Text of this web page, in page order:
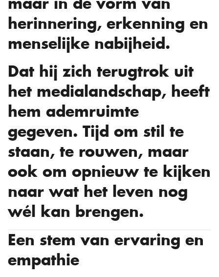
herinnering, erkenning en
menselijke nabijheid.
Dat hij zich terugtrok uit
het medialandschap, heeft
hem ademruimte
gegeven. Tijd om stil te
staan, te rouwen, maar
ook om opnieuw te kijken
naar wat het leven nog
wél kan brengen.
Een stem van ervaring en
empathie